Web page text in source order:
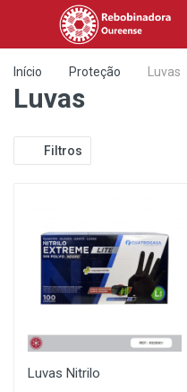
Início Proteção Luvas
Luvas
Filtros
Luvas Nitrilo